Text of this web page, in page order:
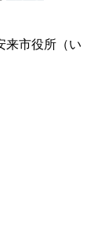
来市役所（い